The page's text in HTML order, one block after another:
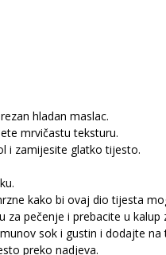
hladan maslac.
mrvičastu teksturu.
i zamijesite glatko tijesto.
kako bi ovaj dio tijesta
za pečenje i prebacite u
sok i gustin i dodajte na
preko nadjeva.